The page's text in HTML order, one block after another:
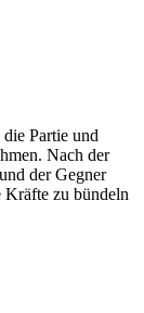
Partie und
Nach der
der Gegner
Kräfte zu bündeln